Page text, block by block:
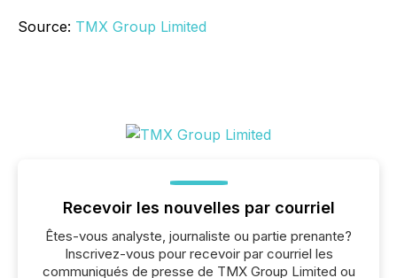
Source: TMX Group Limited
Recevoir les nouvelles par courriel
Êtes-vous analyste, journaliste ou partie prenante?
Inscrivez-vous pour recevoir par courriel les
communiqués de presse de TMX Group Limited ou